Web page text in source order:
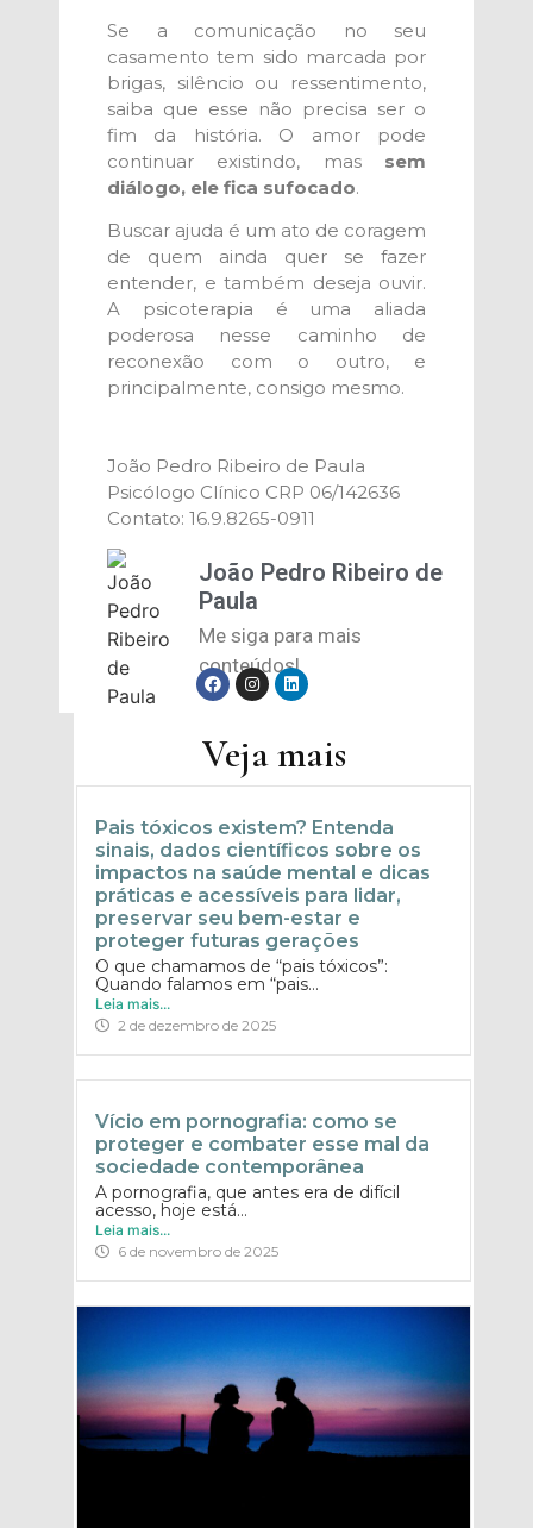
Se a comunicação no seu
casamento tem sido marcada por
brigas, silêncio ou ressentimento,
saiba que esse não precisa ser o
fim da história. O amor pode
continuar existindo, mas sem
diálogo, ele fica sufocado.
Buscar ajuda é um ato de coragem
de quem ainda quer se fazer
entender, e também deseja ouvir.
A psicoterapia é uma aliada
poderosa nesse caminho de
reconexão com o outro, e
principalmente, consigo mesmo.
João Pedro Ribeiro de Paula
Psicólogo Clínico CRP 06/142636
Contato: 16.9.8265-0911
João Pedro Ribeiro de
Paula
Me siga para mais
conteúdos!
Veja mais
Pais tóxicos existem? Entenda
sinais, dados científicos sobre os
impactos na saúde mental e dicas
práticas e acessíveis para lidar,
preservar seu bem-estar e
proteger futuras gerações
O que chamamos de “pais tóxicos”:
Quando falamos em “pais...
Leia mais...
2 de dezembro de 2025
Vício em pornografia: como se
proteger e combater esse mal da
sociedade contemporânea
A pornografia, que antes era de difícil
acesso, hoje está...
Leia mais...
6 de novembro de 2025